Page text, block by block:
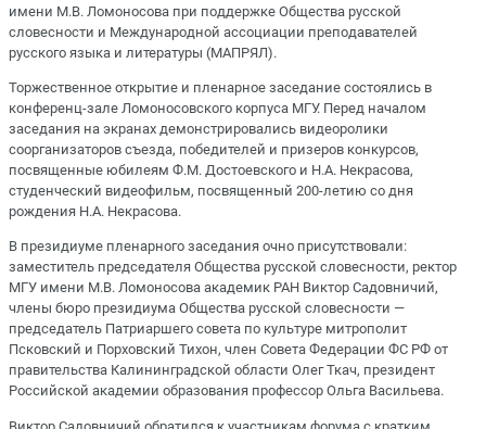
имени М.В. Ломоносова при поддержке Общества русской
словесности и Международной ассоциации преподавателей
русского языка и литературы (МАПРЯЛ).
Торжественное открытие и пленарное заседание состоялись в
конференц-зале Ломоносовского корпуса МГУ. Перед началом
заседания на экранах демонстрировались видеоролики
соорганизаторов съезда, победителей и призеров конкурсов,
посвященные юбилеям Ф.М. Достоевского и Н.А. Некрасова,
студенческий видеофильм, посвященный 200-летию со дня
рождения Н.А. Некрасова.
В президиуме пленарного заседания очно присутствовали:
заместитель председателя Общества русской словесности, ректор
МГУ имени М.В. Ломоносова академик РАН Виктор Садовничий,
члены бюро президиума Общества русской словесности —
председатель Патриаршего совета по культуре митрополит
Псковский и Порховский Тихон, член Совета Федерации ФС РФ от
правительства Калининградской области Олег Ткач, президент
Российской академии образования профессор Ольга Васильева.
Виктор Садовничий обратился к участникам форума с кратким